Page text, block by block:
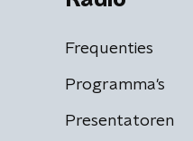
Frequenties
Programma's
Presentatoren